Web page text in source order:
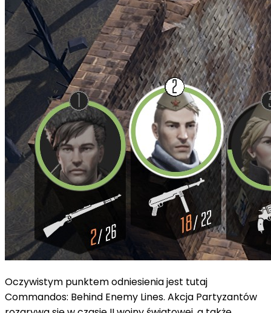
Oczywistym punktem odniesienia jest tutaj
Commandos: Behind Enemy Lines. Akcja Partyzantów